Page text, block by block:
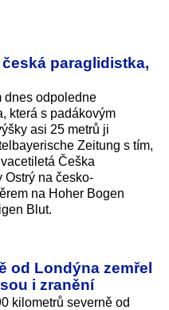
paraglidistka,
dnes odpoledne
která s padákovým
asi 25 metrů ji
Zeitung s tím,
Češka
Ostrý na česko-
na Hoher Bogen
Blut.
od Londýna zemřel
i zranění
kilometrů severně od